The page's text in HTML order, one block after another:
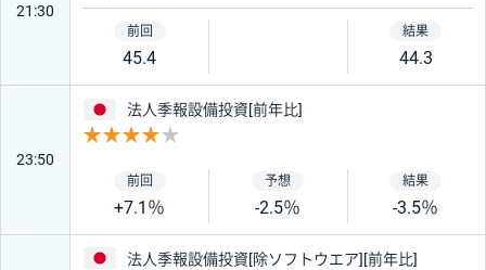
ユーロ
イギリス
21:30
45.4 44.3
23:50
日本
法人季報設備投資[前年比]
+7.1％ -2.5％ -3.5％
日本
法人季報設備投資[除ソフトウエア][前年比]